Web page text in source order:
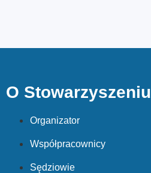
O Stowarzyszeniu
Organizator
Współpracownicy
Sędziowie